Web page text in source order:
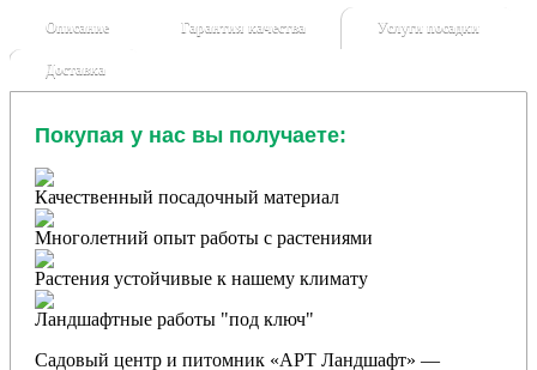
Описание Гарантия качества Услуги посадки
Доставка
Покупая у нас вы получаете:
Качественный посадочный материал
Многолетний опыт работы с растениями
Растения устойчивые к нашему климату
Ландшафтные работы "под ключ"
Садовый центр и питомник «АРТ Ландшафт» —